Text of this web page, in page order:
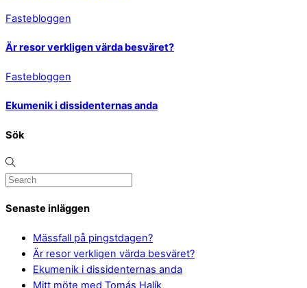
Fastebloggen
Är resor verkligen värda besväret?
Fastebloggen
Ekumenik i dissidenternas anda
Sök
Senaste inläggen
Mässfall på pingstdagen?
Är resor verkligen värda besväret?
Ekumenik i dissidenternas anda
Mitt möte med Tomás Halík